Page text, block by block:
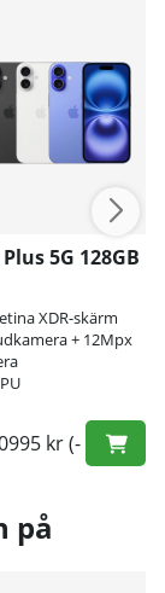
5G 128GB
XDR-skärm
+ 12Mpx
kr(-
på